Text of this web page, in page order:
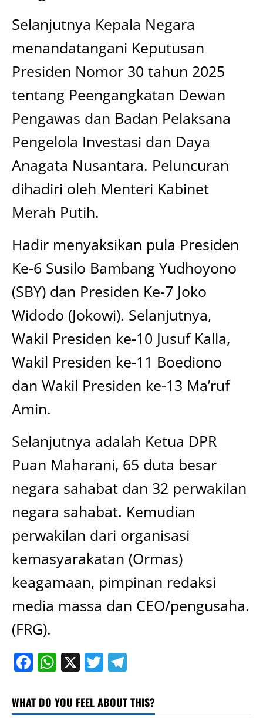
Selanjutnya Kepala Negara
menandatangani Keputusan
Presiden Nomor 30 tahun 2025
tentang Peengangkatan Dewan
Pengawas dan Badan Pelaksana
Pengelola Investasi dan Daya
Anagata Nusantara. Peluncuran
dihadiri oleh Menteri Kabinet
Merah Putih.
Hadir menyaksikan pula Presiden
Ke-6 Susilo Bambang Yudhoyono
(SBY) dan Presiden Ke-7 Joko
Widodo (Jokowi). Selanjutnya,
Wakil Presiden ke-10 Jusuf Kalla,
Wakil Presiden ke-11 Boediono
dan Wakil Presiden ke-13 Ma’ruf
Amin.
Selanjutnya adalah Ketua DPR
Puan Maharani, 65 duta besar
negara sahabat dan 32 perwakilan
negara sahabat. Kemudian
perwakilan dari organisasi
kemasyarakatan (Ormas)
keagamaan, pimpinan redaksi
media massa dan CEO/pengusaha.
(FRG).
Facebook
WhatsApp
X Twitter
WHAT DO YOU FEEL ABOUT THIS?